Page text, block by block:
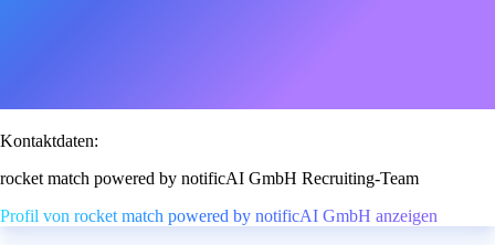
Kontaktdaten:
rocket match powered by notificAI GmbH Recruiting-Team
Profil von rocket match powered by notificAI GmbH anzeigen